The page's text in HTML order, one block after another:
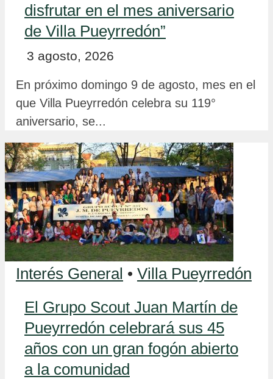
disfrutar en el mes aniversario
de Villa Pueyrredón”
3 agosto, 2026
En próximo domingo 9 de agosto, mes en el
que Villa Pueyrredón celebra su 119°
aniversario, se...
Interés General • Villa Pueyrredón
El Grupo Scout Juan Martín de
Pueyrredón celebrará sus 45
años con un gran fogón abierto
a la comunidad